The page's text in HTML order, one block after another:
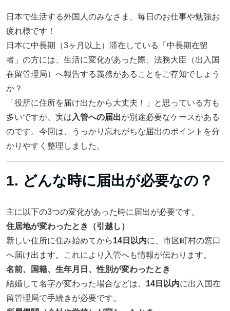
日本で生活する外国人のみなさま、毎日のお仕事や勉強お
疲れ様です！
日本に中長期（3ヶ月以上）滞在している「中長期在留
者」の方には、生活に変化があった際、法務大臣（出入国
在留管理局）へ報告する義務があることをご存知でしょう
か？
「役所に住所を届け出たから大丈夫！」と思っている方も
多いですが、実は 入管への届出が別途必要なケースがある
のです。今回は、うっかり忘れがちな届出のポイントを分
かりやすく整理しました。
1. どんな時に届出が必要なの？
主に以下の3つの変化があった時に届出が必要です。
住居地が変わったとき（引越し）
新しい住所に住み始めてから14日以内に、市区町村の窓口
へ届け出ます。これにより入管へも情報が伝わります。
名前、国籍、生年月日、性別が変わったとき
結婚して名字が変わった場合などは、 14日以内に出入国在
留管理局で手続きが必要です。